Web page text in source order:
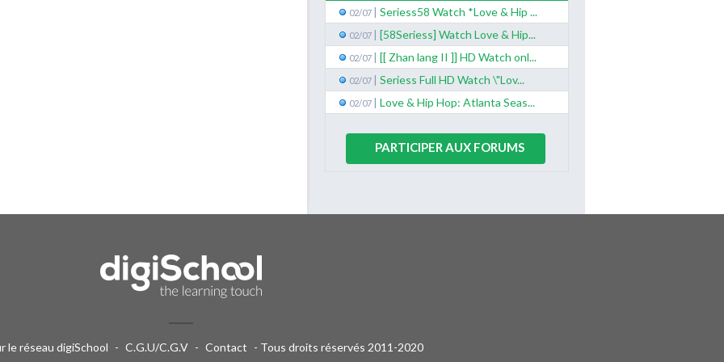
02/07 | Seriess58 Watch *Love & Hip ...
02/07 | [58Seriess] Watch Love & Hip...
02/07 | [[ Zhan lang II ]] HD Watch onl...
02/07 | Seriess Full HD Watch \"Lov...
02/07 | Love & Hip Hop: Atlanta Seas...
PARTICIPER AUX FORUMS
le réseau digiSchool - C.G.U/C.G.V - Contact - Tous droits réservés 2011-2020